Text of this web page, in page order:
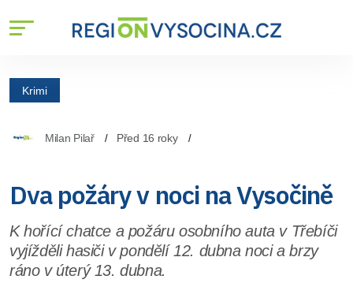
Krimi
Milan Pilař Před 16 roky
Dva požáry v noci na Vysočině
K hořící chatce a požáru osobního auta v Třebíči
vyjížděli hasiči v pondělí 12. dubna noci a brzy
ráno v úterý 13. dubna.